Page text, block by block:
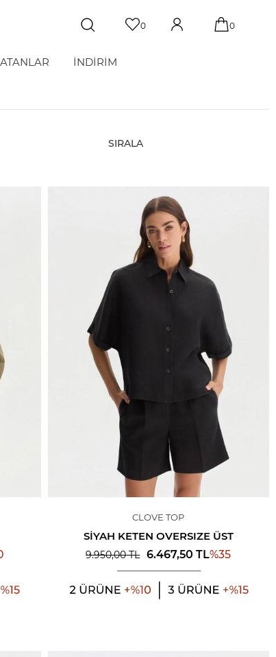
0 0
İNDİRİM
SIRALA
CLOVE TOP
SIYAH KETEN OVERSIZE ÜST
9.950,00TL 6.467,50 TL%35